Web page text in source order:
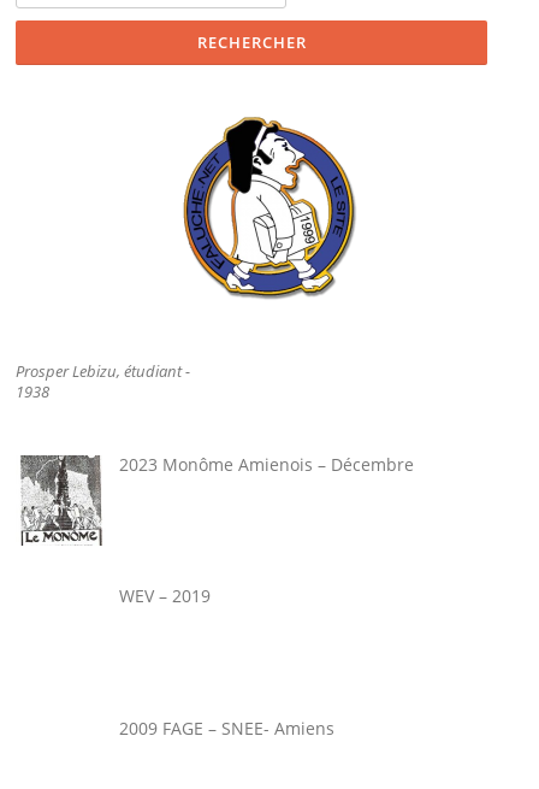
Prosper Lebizu, étudiant -
1938
2023 Monôme Amienois – Décembre
WEV – 2019
2009 FAGE – SNEE- Amiens